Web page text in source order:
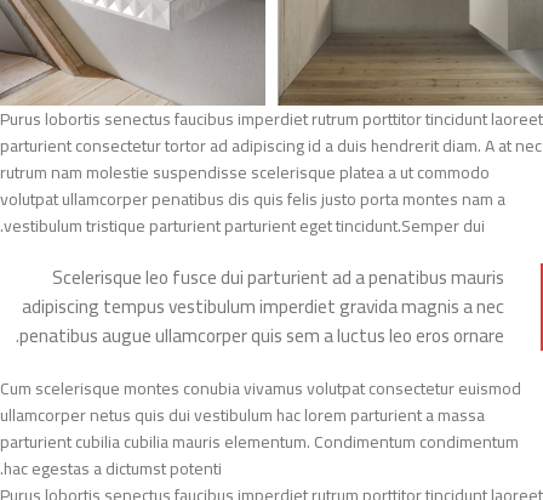
Purus lobortis senectus faucibus imperdiet rutrum porttitor tincidunt laoreet
parturient consectetur tortor ad adipiscing id a duis hendrerit diam. A at nec
rutrum nam molestie suspendisse scelerisque platea a ut commodo
volutpat ullamcorper penatibus dis quis felis justo porta montes nam a
vestibulum tristique parturient parturient eget tincidunt.Semper dui.
Scelerisque leo fusce dui parturient ad a penatibus mauris
adipiscing tempus vestibulum imperdiet gravida magnis a nec
penatibus augue ullamcorper quis sem a luctus leo eros ornare.
Cum scelerisque montes conubia vivamus volutpat consectetur euismod
ullamcorper netus quis dui vestibulum hac lorem parturient a massa
parturient cubilia cubilia mauris elementum. Condimentum condimentum
hac egestas a dictumst potenti.